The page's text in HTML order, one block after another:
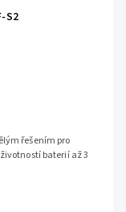
S2
řešením pro
baterií až 3